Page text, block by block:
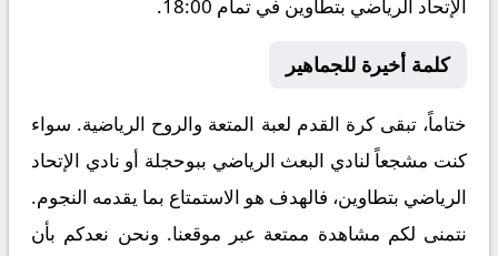
الإتحاد الرياضي بتطاوين في تمام 18:00.
كلمة أخيرة للجماهير
ختاماً، تبقى كرة القدم لعبة المتعة والروح الرياضية. سواء
كنت مشجعاً لنادي البعث الرياضي ببوحجلة أو نادي الإتحاد
الرياضي بتطاوين، فالهدف هو الاستمتاع بما يقدمه النجوم.
نتمنى لكم مشاهدة ممتعة عبر موقعنا. ونحن نعدكم بأن